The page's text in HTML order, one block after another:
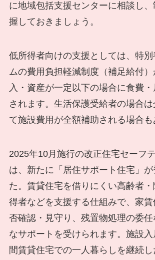
に地域包括支援センターに相談し
握しておきましょう。
低所得者向けの支援としては、特
ムの費用負担軽減制度（補足給付）
入・資産が一定以下の場合に食費
されます。生活保護受給者の場合
て施設費用が全額補助される場合も
2025年10月施行の改正住宅セーフ
は、新たに「居住サポート住宅」が
た。賃貸住宅を借りにくい高齢者
得者などを支援する仕組みで、家
否確認・見守り、残置物処理の委
なサポートを受けられます。施設
間賃貸住宅での一人暮らしを継続